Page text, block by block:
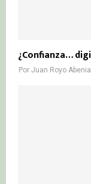
¿Confianza…
Por Juan Royo Abenia